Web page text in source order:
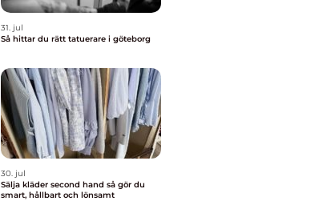
31. jul
Så hittar du rätt tatuerare i göteborg
30. jul
Sälja kläder second hand så gör du
smart, hållbart och lönsamt